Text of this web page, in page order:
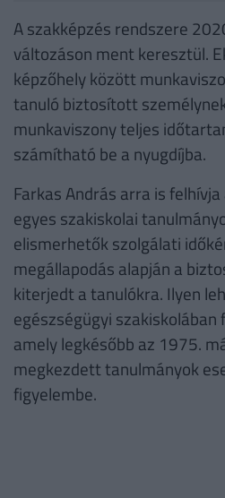
A szakképzés rendszere
változáson ment keresztül.
képzőhely között
tanuló biztosított
munkaviszony teljes
számítható be a nyugdíjba.
Farkas András arra is
egyes szakiskolai
elismerhetők szolgálati
megállapodás alapján a
kiterjedt a tanulókra. Ilyen
egészségügyi
amely legkésőbb az 1975.
megkezdett tanulmányok
figyelembe.